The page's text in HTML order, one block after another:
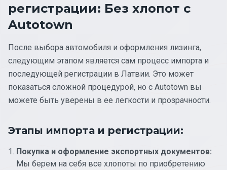
регистрации: Без хлопот с
Autotown
После выбора автомобиля и оформления лизинга,
следующим этапом является сам процесс импорта и
последующей регистрации в Латвии. Это может
показаться сложной процедурой, но с Autotown вы
можете быть уверены в ее легкости и прозрачности.
Этапы импорта и регистрации:
Покупка и оформление экспортных документов:
Мы берем на себя все хлопоты по приобретению